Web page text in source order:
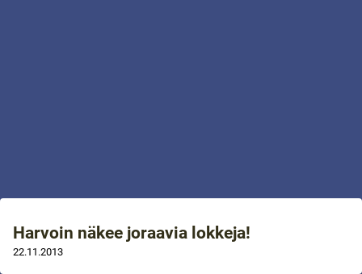
Harvoin näkee joraavia lokkeja!
22.11.2013